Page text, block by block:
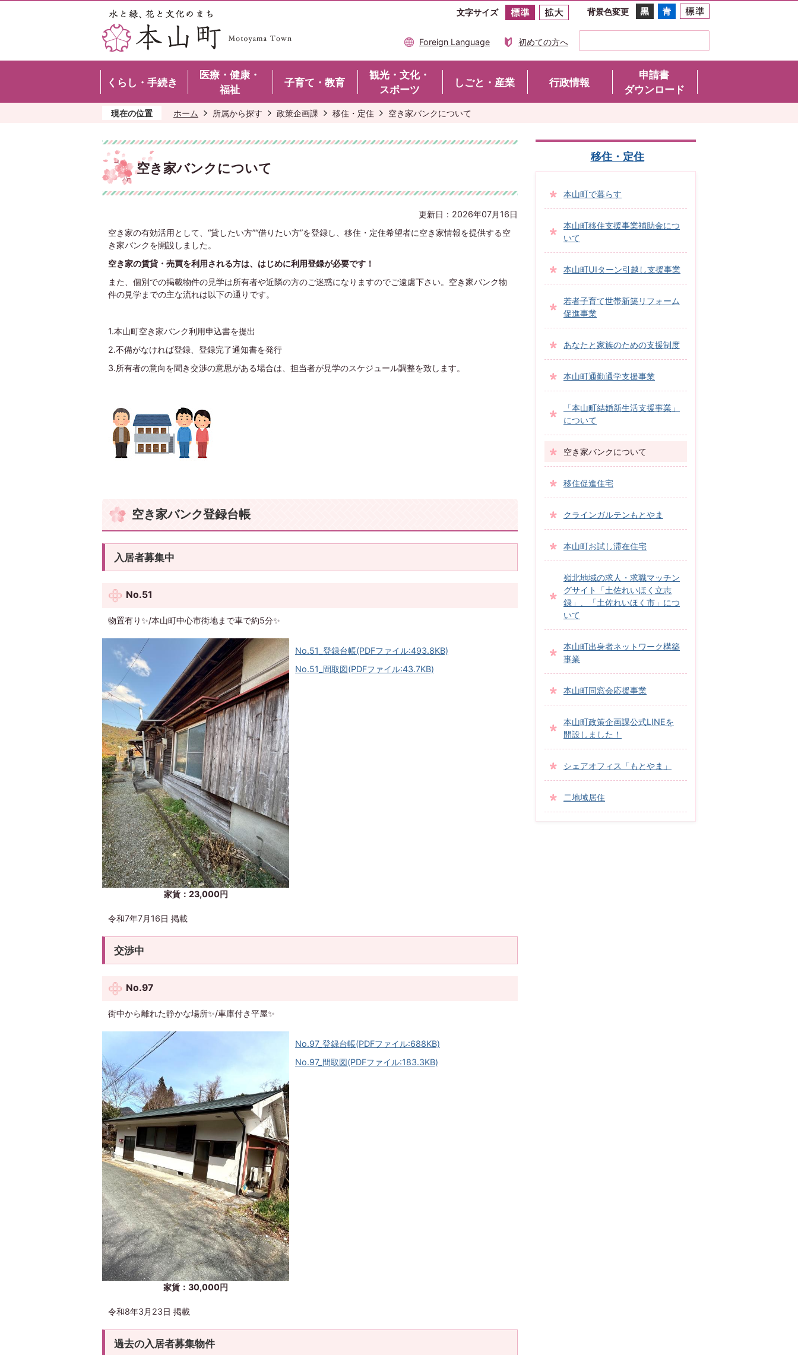
文字サイズ 背景色変更
Foreign Language 初めての方へ
くらし・手続き
医療・健康・
福祉
子育て・教育
観光・文化・
スポーツ
しごと・産業 行政情報
申請書
ダウンロード
現在の位置 ホーム 所属から探す 政策企画課 移住・定住 空き家バンクについて
空き家バンクについて
更新日：2026年07月16日
空き家の有効活用として、“貸したい方”“借りたい方”を登録し、移住・定住希望者に空き家情報を提供する空
き家バンクを開設しました。
空き家の賃貸・売買を利用される方は、はじめに利用登録が必要です！
また、個別での掲載物件の見学は所有者や近隣の方のご迷惑になりますのでご遠慮下さい。空き家バンク物
件の見学までの主な流れは以下の通りです。
1.本山町空き家バンク利用申込書を提出
2.不備がなければ登録、登録完了通知書を発行
3.所有者の意向を聞き交渉の意思がある場合は、担当者が見学のスケジュール調整を致します。
空き家バンク登録台帳
入居者募集中
No.51
物置有り✨/本山町中心市街地まで車で約5分✨
家賃：23,000円
No.51_登録台帳(PDFファイル:493.8KB)
No.51_間取図(PDFファイル:43.7KB)
令和7年7月16日 掲載
交渉中
No.97
街中から離れた静かな場所✨/車庫付き平屋✨
家賃：30,000円
No.97_登録台帳(PDFファイル:688KB)
No.97_間取図(PDFファイル:183.3KB)
令和8年3月23日 掲載
過去の入居者募集物件
移住・定住
本山町で暮らす
本山町移住支援事業補助金につ
いて
本山町UIターン引越し支援事業
若者子育て世帯新築リフォーム
促進事業
あなたと家族のための支援制度
本山町通勤通学支援事業
「本山町結婚新生活支援事業」
について
空き家バンクについて
移住促進住宅
クラインガルテンもとやま
本山町お試し滞在住宅
嶺北地域の求人・求職マッチン
グサイト「土佐れいほく立志
録」、「土佐れいほく市」につ
いて
本山町出身者ネットワーク構築
事業
本山町同窓会応援事業
本山町政策企画課公式LINEを
開設しました！
シェアオフィス「もとやま」
二地域居住